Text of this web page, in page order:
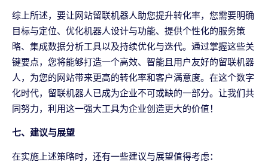
综上所述，要让网站留联机器人助您提升转化率，您需要明确
目标与定位、优化机器人设计与功能、提供个性化的服务策
略、集成数据分析工具以及持续优化与迭代。通过掌握这些关
键要点，您将能够打造一个高效、智能且用户友好的留联机器
人，为您的网站带来更高的转化率和客户满意度。在这个数字
化时代，留联机器人已成为企业不可或缺的一部分。让我们共
同努力，利用这一强大工具为企业创造更大的价值！
七、建议与展望
在实施上述策略时，还有一些建议与展望值得考虑：